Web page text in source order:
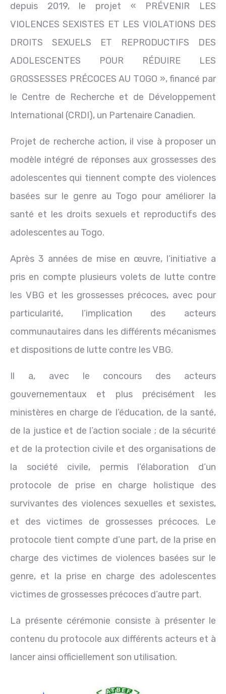
depuis 2019, le projet « PRÉVENIR LES
VIOLENCES SEXISTES ET LES VIOLATIONS DES
DROITS SEXUELS ET REPRODUCTIFS DES
ADOLESCENTES POUR RÉDUIRE LES
GROSSESSES PRÉCOCES AU TOGO », financé par
le Centre de Recherche et de Développement
International (CRDI), un Partenaire Canadien.
Projet de recherche action, il vise à proposer un
modèle intégré de réponses aux grossesses des
adolescentes qui tiennent compte des violences
basées sur le genre au Togo pour améliorer la
santé et les droits sexuels et reproductifs des
adolescentes au Togo.
Après 3 années de mise en œuvre, l’initiative a
pris en compte plusieurs volets de lutte contre
les VBG et les grossesses précoces, avec pour
particularité, l’implication des acteurs
communautaires dans les différents mécanismes
et dispositions de lutte contre les VBG.
Il a, avec le concours des acteurs
gouvernementaux et plus précisément les
ministères en charge de l’éducation, de la santé,
de la justice et de l’action sociale ; de la sécurité
et de la protection civile et des organisations de
la société civile, permis l’élaboration d’un
protocole de prise en charge holistique des
survivantes des violences sexuelles et sexistes,
et des victimes de grossesses précoces. Le
protocole tient compte d’une part, de la prise en
charge des victimes de violences basées sur le
genre, et la prise en charge des adolescentes
victimes de grossesses précoces d’autre part.
La présente cérémonie consiste à présenter le
contenu du protocole aux différents acteurs et à
lancer ainsi officiellement son utilisation.